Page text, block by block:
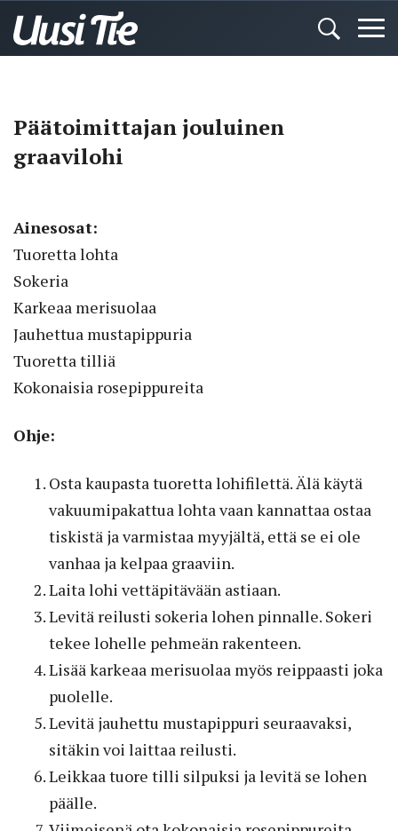
Päätoimittajan jouluinen
graavilohi
Ainesosat:
Tuoretta lohta
Sokeria
Karkeaa merisuolaa
Jauhettua mustapippuria
Tuoretta tilliä
Kokonaisia rosepippureita
Ohje:
Osta kaupasta tuoretta lohifilettä. Älä käytä
vakuumipakattua lohta vaan kannattaa ostaa
tiskistä ja varmistaa myyjältä, että se ei ole
vanhaa ja kelpaa graaviin.
Laita lohi vettäpitävään astiaan.
Levitä reilusti sokeria lohen pinnalle. Sokeri
tekee lohelle pehmeän rakenteen.
Lisää karkeaa merisuolaa myös reippaasti joka
puolelle.
Levitä jauhettu mustapippuri seuraavaksi,
sitäkin voi laittaa reilusti.
Leikkaa tuore tilli silpuksi ja levitä se lohen
päälle.